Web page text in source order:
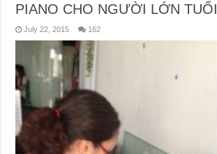
PIANO CHO NGƯỜI LỚN TUỔI
July 22, 2015 162